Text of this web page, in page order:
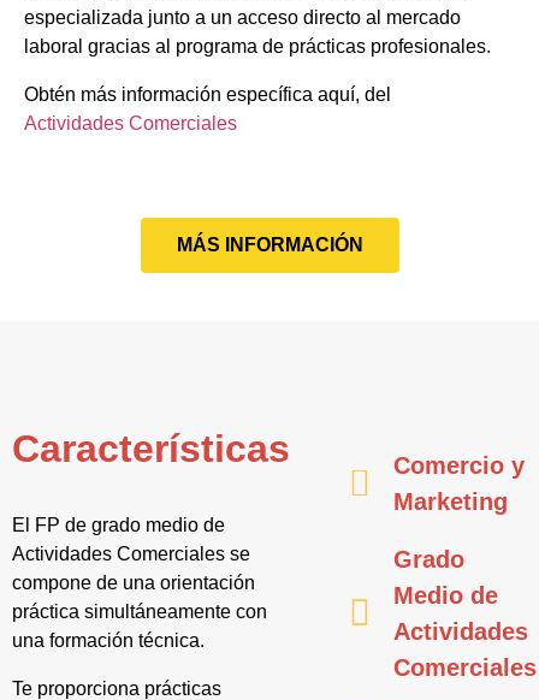
especializada junto a un acceso directo al mercado
laboral gracias al programa de prácticas profesionales.
Obtén más información específica aquí, del
Actividades Comerciales
MÁS INFORMACIÓN
Características
El FP de grado medio de
Actividades Comerciales se
compone de una orientación
práctica simultáneamente con
una formación técnica.
Te proporciona prácticas
Comercio y
Marketing
Grado
Medio de
Actividades
Comerciales